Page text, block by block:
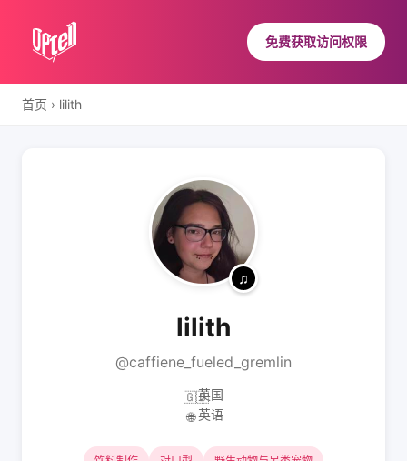
免费获取访问权限
首页 › lilith
lilith
@caffiene_fueled_gremlin
🇬🇧英国
🌐 英语